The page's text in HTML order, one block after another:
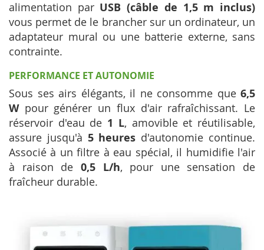
alimentation par USB (câble de 1,5 m inclus)
vous permet de le brancher sur un ordinateur, un
adaptateur mural ou une batterie externe, sans
contrainte.
PERFORMANCE ET AUTONOMIE
Sous ses airs élégants, il ne consomme que 6,5
Wpour générer un flux d'air rafraîchissant. Le
réservoir d'eau de 1 L, amovible et réutilisable,
assure jusqu'à 5 heures d'autonomie continue.
Associé à un filtre à eau spécial, il humidifie l'air
à raison de 0,5 L/h, pour une sensation de
fraîcheur durable.